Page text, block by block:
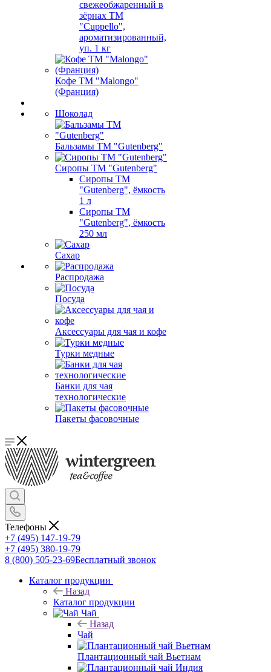
свежеобжаренный в
зёрнах ТМ
"Cuppello",
ароматизированный,
уп. 1 кг
Кофе ТМ "Malongo"
(Франция)
Шоколад
Бальзамы ТМ "Gutenberg"
Сиропы ТМ "Gutenberg"
Сиропы ТМ
"Gutenberg", ёмкость
1 л
Сиропы ТМ
"Gutenberg", ёмкость
250 мл
Сахар
Распродажа
Посуда
Аксессуары для чая и кофе
Турки медные
Банки для чая
технологические
Пакеты фасовочные
Телефоны
+7 (495) 147-19-79
+7 (495) 380-19-79
8 (800) 505-23-69Бесплатный звонок
Каталог продукции
Назад
Каталог продукции
Чай
Назад
Чай
Плантационный чай Вьетнам